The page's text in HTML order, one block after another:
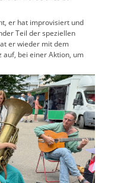
er hat improvisiert und
Teil der speziellen
er wieder mit dem
auf, bei einer Aktion, um